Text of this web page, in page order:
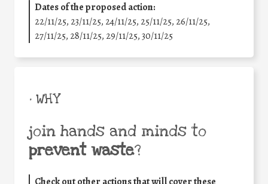
Dates of the proposed action:
22/11/25, 23/11/25, 24/11/25, 25/11/25, 26/11/25,
27/11/25, 28/11/25, 29/11/25,30/11/25
• WHY
join hands and minds to
prevent waste?